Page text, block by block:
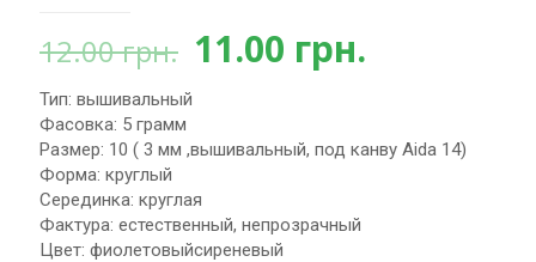
12.00грн. Первоначальная
12.00 грн..
11.00 грн.
Тип: вышивальный
Фасовка: 5 грамм
Размер: 10 ( 3 мм ,вышивальный, под канву Aida 14)
Форма: круглый
Серединка: круглая
Фактура: естественный, непрозрачный
Цвет: фиолетовыйсиреневый